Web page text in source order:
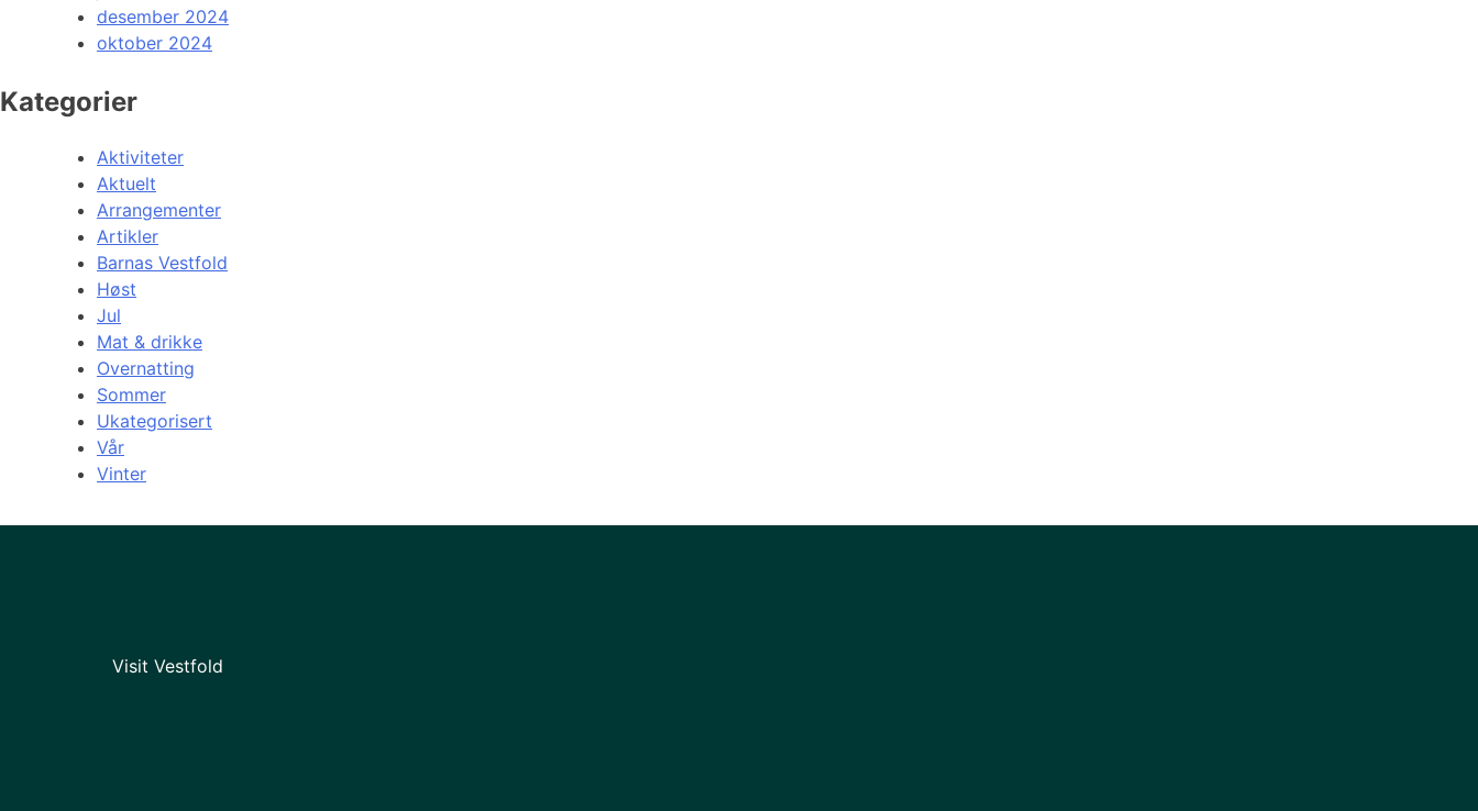
desember 2024
oktober 2024
Kategorier
Aktiviteter
Aktuelt
Arrangementer
Artikler
Barnas Vestfold
Høst
Jul
Mat & drikke
Overnatting
Sommer
Ukategorisert
Vår
Vinter
Visit Vestfold